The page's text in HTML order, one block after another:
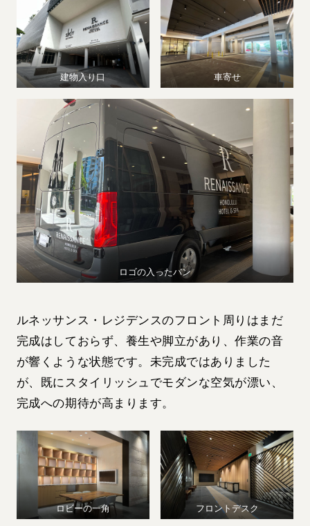
建物入り口 車寄せ
ロゴの入ったバン
ルネッサンス・レジデンスのフロント周りはまだ
完成はしておらず、養生や脚立があり、作業の音
が響くような状態です。未完成ではありました
が、既にスタイリッシュでモダンな空気が漂い、
完成への期待が高まります。
ロビーの一角 フロントデスク